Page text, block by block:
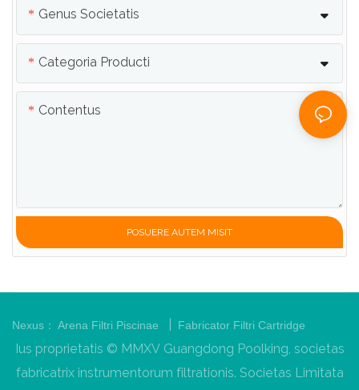
Genus Societatis
Categoria Producti
Contentus
POSUERE AUTEM MISIT
Nexus： Arena Filtri Piscinae Fabricator Filtri Cartridge
Ius proprietatis © MMXV Guangdong Poolking, societas
fabricatrix instrumentorum filtrationis. Societas Limitata